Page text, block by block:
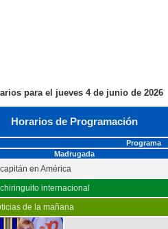
para el jueves 4 de junio de 2026
Horarios de Programación
Programa
Madrugada
en América
internacional
de la mañana